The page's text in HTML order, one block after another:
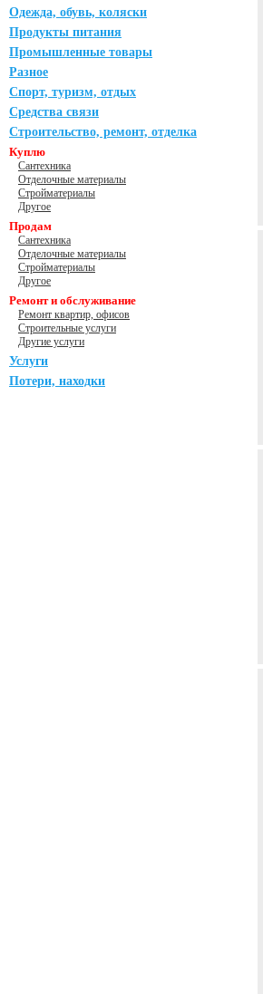
Одежда, обувь, коляски
Продукты питания
Промышленные товары
Разное
Спорт, туризм, отдых
Средства связи
Строительство, ремонт, отделка
Куплю
Сантехника
Отделочные материалы
Стройматериалы
Другое
Продам
Сантехника
Отделочные материалы
Стройматериалы
Другое
Ремонт и обслуживание
Ремонт квартир, офисов
Строительные услуги
Другие услуги
Услуги
Потери, находки